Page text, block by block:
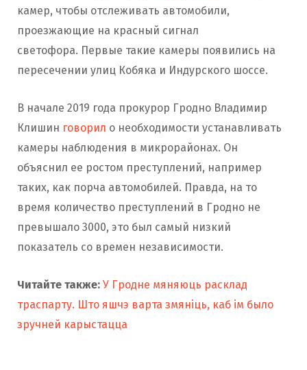
камер, чтобы отслеживать автомобили,
проезжающие на красный сигнал
светофора. Первые такие камеры появились на
пересечении улиц Кобяка и Индурского шоссе.
В начале 2019 года прокурор Гродно Владимир
Клишин говорил о необходимости устанавливать
камеры наблюдения в микрорайонах. Он
объяснил ее ростом преступлений, например
таких, как порча автомобилей. Правда, на то
время количество преступлений в Гродно не
превышало 3000, это был самый низкий
показатель со времен независимости.
Читайте также: У Гродне мяняюць расклад
траспарту. Што яшчэ варта змяніць, каб ім было
зручней карыстацца